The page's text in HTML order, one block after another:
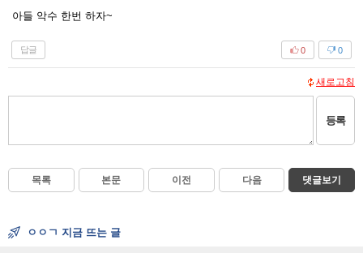
아들 악수 한번 하자~
답글 0
0
새로고침
등록
목록 본문 이전 다음 댓글보기
ㅇㅇㄱ 지금 뜨는 글